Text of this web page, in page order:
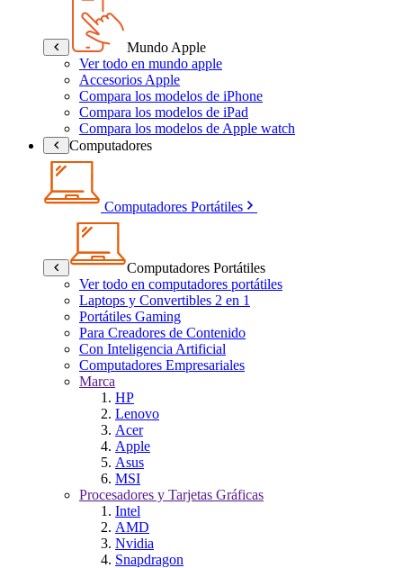
Mundo Apple
Ver todo en mundo apple
Accesorios Apple
Compara los modelos de iPhone
Compara los modelos de iPad
Compara los modelos de Apple watch
Computadores
Computadores Portátiles
Computadores Portátiles
Ver todo en computadores portátiles
Laptops y Convertibles 2 en 1
Portátiles Gaming
Para Creadores de Contenido
Con Inteligencia Artificial
Computadores Empresariales
Marca
HP
Lenovo
Acer
Apple
Asus
MSI
Procesadores y Tarjetas Gráficas
Intel
AMD
Nvidia
Snapdragon